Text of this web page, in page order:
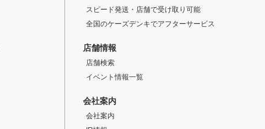
スピード発送・店舗で受け取り可能
全国のケーズデンキでアフターサービス
店舗情報
店舗検索
イベント情報一覧
会社案内
会社案内